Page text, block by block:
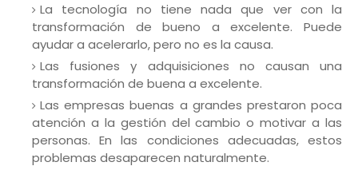
La tecnología no tiene nada que ver con la
transformación de bueno a excelente. Puede
ayudar a acelerarlo, pero no es la causa.
Las fusiones y adquisiciones no causan una
transformación de buena a excelente.
Las empresas buenas a grandes prestaron poca
atención a la gestión del cambio o motivar a las
personas. En las condiciones adecuadas, estos
problemas desaparecen naturalmente.